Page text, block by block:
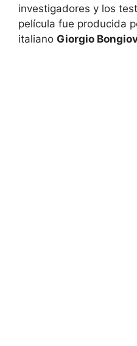
investigadores y los
película fue producida
italiano Giorgio